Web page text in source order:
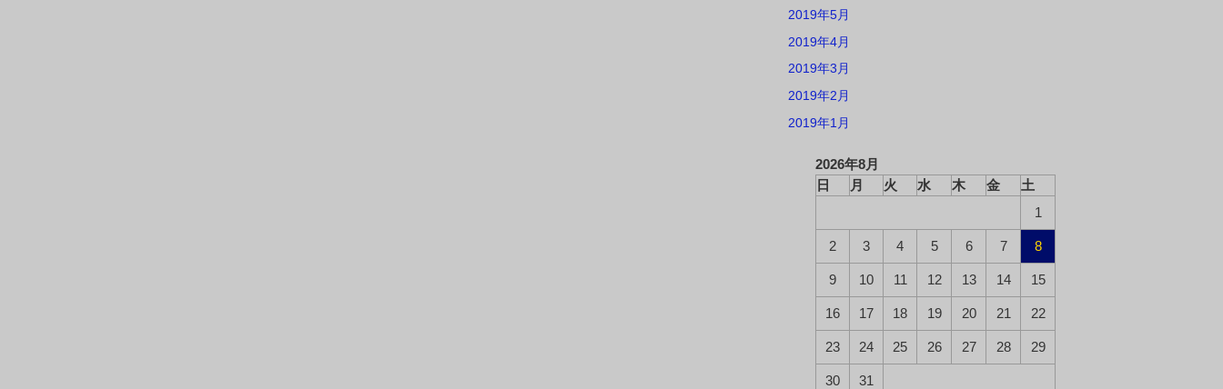
2019年5月
2019年4月
2019年3月
2019年2月
2019年1月
2026年8月
日
月 火 水 木 金
土
1
2 3 4 5 6 7 8
9 10 11 12 13 14 15
16 17 18 19 20 21 22
23 24 25 26 27 28 29
30
31